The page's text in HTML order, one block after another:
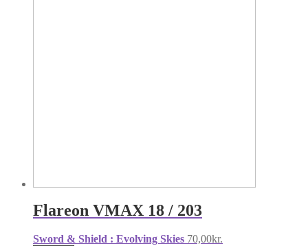
Flareon VMAX 18 / 203
Sword & Shield : Evolving Skies 70,00kr.